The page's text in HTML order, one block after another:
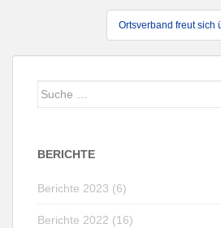
Ortsverband freut sich
Suche
BERICHTE
Berichte 2023 (6)
Berichte 2022 (16)